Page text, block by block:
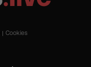
Cookies